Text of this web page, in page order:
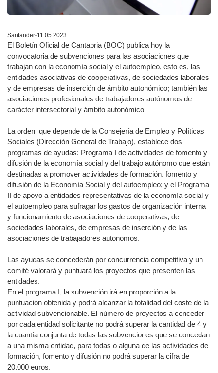
Santander-11.05.2023
El Boletín Oficial de Cantabria (BOC) publica hoy la
convocatoria de subvenciones para las asociaciones que
trabajan con la economía social y el autoempleo, esto es, las
entidades asociativas de cooperativas, de sociedades laborales
y de empresas de inserción de ámbito autonómico; también las
asociaciones profesionales de trabajadores autónomos de
carácter intersectorial y ámbito autonómico.
La orden, que depende de la Consejería de Empleo y Políticas
Sociales (Dirección General de Trabajo), establece dos
programas de ayudas: Programa I de actividades de fomento y
difusión de la economía social y del trabajo autónomo que están
destinadas a promover actividades de formación, fomento y
difusión de la Economía Social y del autoempleo; y el Programa
II de apoyo a entidades representativas de la economía social y
el autoempleo para sufragar los gastos de organización interna
y funcionamiento de asociaciones de cooperativas, de
sociedades laborales, de empresas de inserción y de las
asociaciones de trabajadores autónomos.
Las ayudas se concederán por concurrencia competitiva y un
comité valorará y puntuará los proyectos que presenten las
entidades.
En el programa I, la subvención irá en proporción a la
puntuación obtenida y podrá alcanzar la totalidad del coste de la
actividad subvencionable. El número de proyectos a conceder
por cada entidad solicitante no podrá superar la cantidad de 4 y
la cuantía conjunta de todas las subvenciones que se concedan
a una misma entidad, para todas o alguna de las actividades de
formación, fomento y difusión no podrá superar la cifra de
20.000 euros.